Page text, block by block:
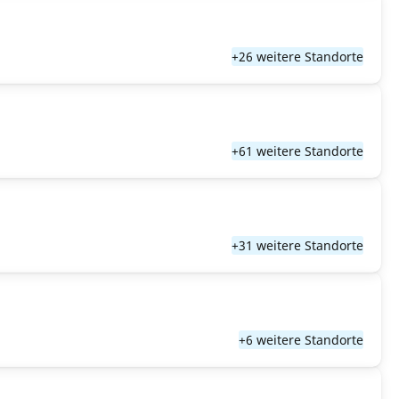
+26 weitere Standorte
+61 weitere Standorte
+31 weitere Standorte
+6 weitere Standorte